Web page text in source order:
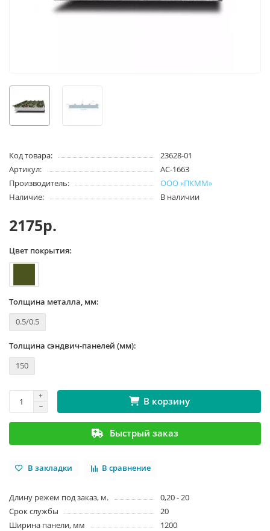
Код товара:
23628-01
Артикул:
АС-1663
Производитель:
ООО «ПКММ»
Наличие:
В наличии
2175р.
Цвет покрытия:
Толщина металла, мм:
0.5/0.5
Толщина сэндвич-панелей (мм):
150
В корзину
Быстрый заказ
В закладки В сравнение
Длину режем под заказ, м.
0,20 - 20
Срок службы
20
Ширина панели, мм
1200